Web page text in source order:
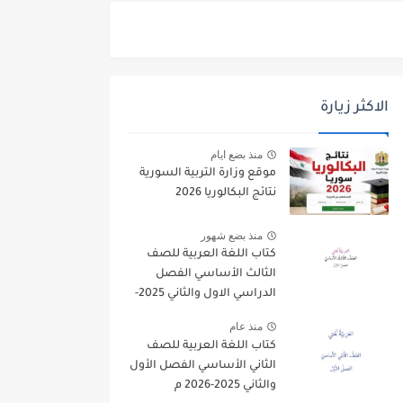
الاكثر زيارة
منذ بضع ايام
موقع وزارة التربية السورية
نتائج البكالوريا 2026
منذ بضع شهور
كتاب اللغة العربية للصف
الثالث الأساسي الفصل
الدراسي الاول والثاني 2025-
منذ عام
كتاب اللغة العربية للصف
الثاني الأساسي الفصل الأول
والثاني 2025-2026 م